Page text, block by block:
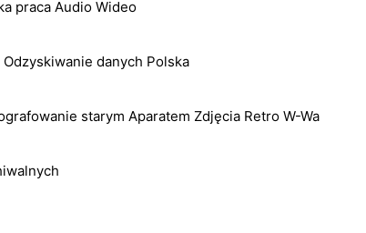
praca Audio Wideo
Odzyskiwanie danych Polska
starym Aparatem Zdjęcia Retro W-Wa